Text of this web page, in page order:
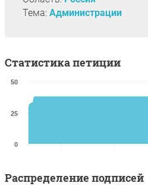
Тема: Администрации
Статистика петиции
0
25
50
Распределение подписей